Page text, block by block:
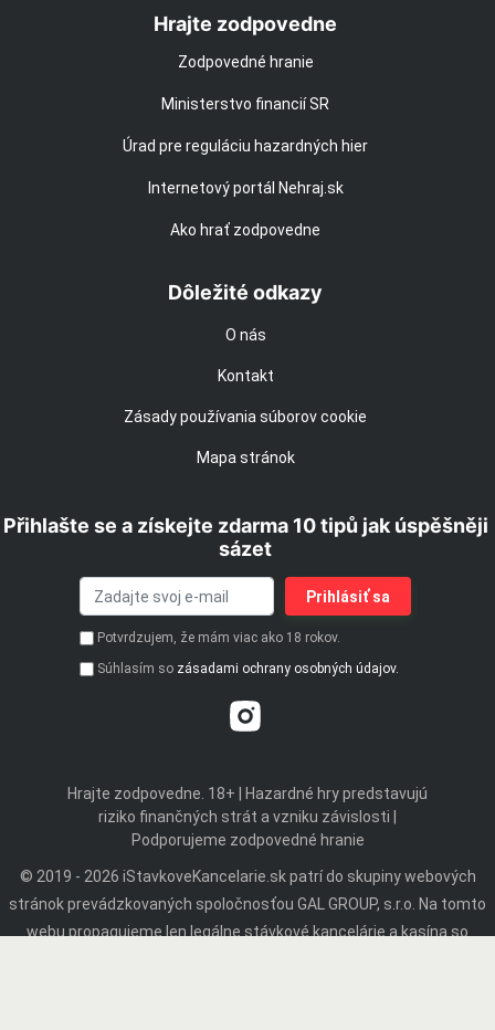
Hrajte zodpovedne
Zodpovedné hranie
Ministerstvo financií SR
Úrad pre reguláciu hazardných hier
Internetový portál Nehraj.sk
Ako hrať zodpovedne
Dôležité odkazy
O nás
Kontakt
Zásady používania súborov cookie
Mapa stránok
Přihlašte se a získejte zdarma 10 tipů jak úspěšněji
sázet
Potvrdzujem, že mám viac ako 18 rokov.
Súhlasím so zásadami ochrany osobných údajov.
Hrajte zodpovedne. 18+ | Hazardné hry predstavujú
riziko finančných strát a vzniku závislosti |
Podporujeme zodpovedné hranie
© 2019 - 2026 iStavkoveKancelarie.sk patrí do skupiny webových
stránok prevádzkovaných spoločnosťou GAL GROUP, s.r.o. Na tomto
webu propagujeme len legálne stávkové kancelárie a kasína so